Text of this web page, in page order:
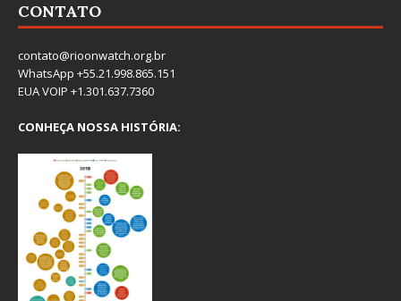
CONTATO
contato@rioonwatch.org.br
WhatsApp +55.21.998.865.151
EUA VOIP +1.301.637.7360
CONHEÇA NOSSA HISTÓRIA: